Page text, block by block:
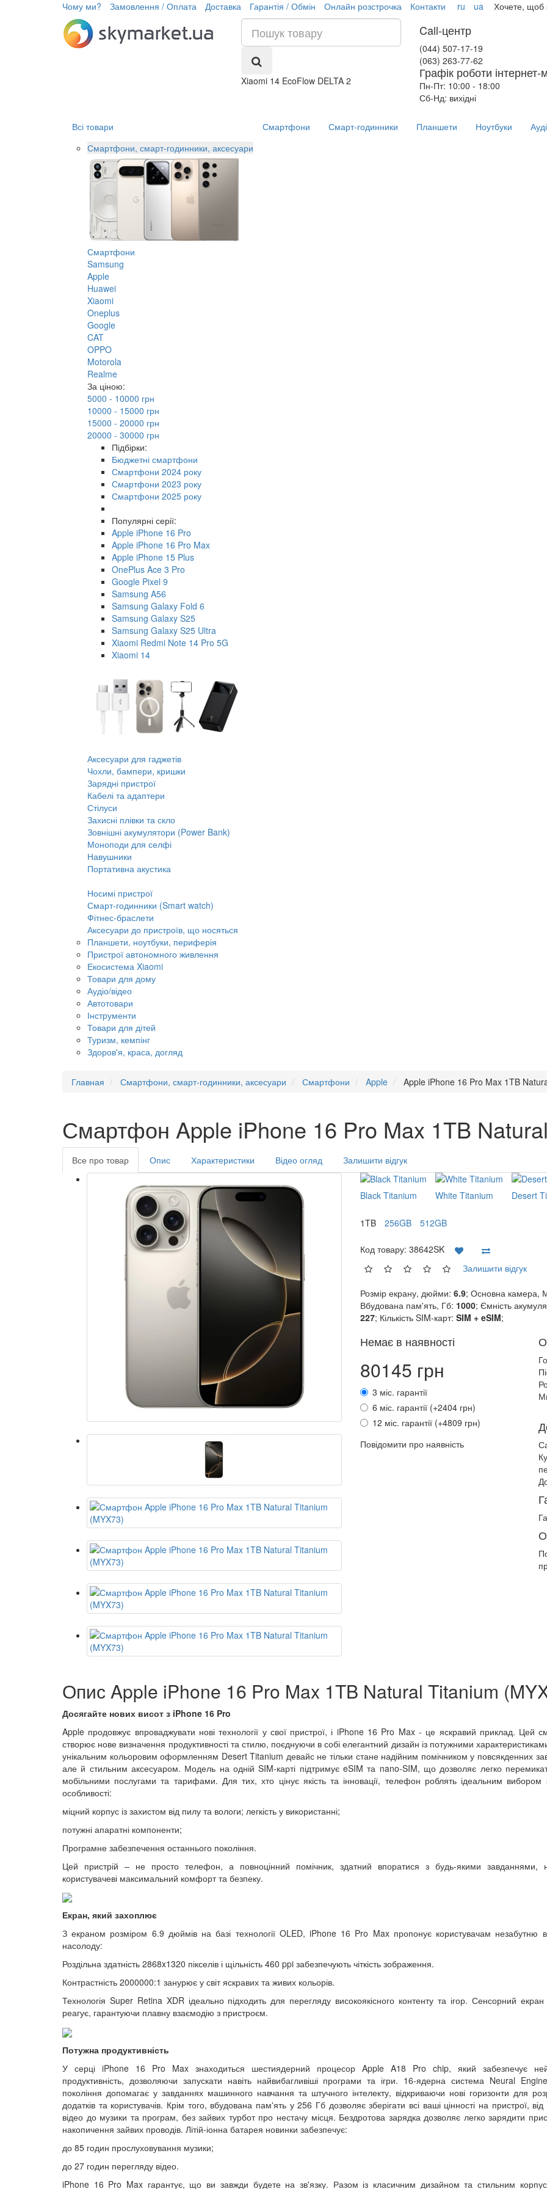
Чому ми? Замовлення / Оплата Доставка Гарантія / Обмін Онлайн розстрочка Контакти ru ua Хочете, щоб
Xiaomi 14 EcoFlow DELTA 2
Call-центр
(044) 507-17-19
(063) 263-77-62
Графік роботи інтернет-
Пн-Пт: 10:00 - 18:00
Сб-Нд: вихідні
Всі товари
Смартфони, смарт-годинники, аксесуари
Смартфони
Samsung
Apple
Huawei
Xiaomi
Oneplus
Google
CAT
OPPO
Motorola
Realme
За ціною:
5000 - 10000 грн
10000 - 15000 грн
15000 - 20000 грн
20000 - 30000 грн
Підбірки:
Бюджетні смартфони
Смартфони 2024 року
Смартфони 2023 року
Смартфони 2025 року
Популярні серії:
Apple iPhone 16 Pro
Apple iPhone 16 Pro Max
Apple iPhone 15 Plus
OnePlus Ace 3 Pro
Google Pixel 9
Samsung A56
Samsung Galaxy Fold 6
Samsung Galaxy S25
Samsung Galaxy S25 Ultra
Xiaomi Redmi Note 14 Pro 5G
Xiaomi 14
Аксесуари для гаджетів
Чохли, бампери, кришки
Зарядні пристрої
Кабелі та адаптери
Стілуси
Захисні плівки та скло
Зовнішні акумулятори (Power Bank)
Моноподи для селфі
Навушники
Портативна акустика
Носимі пристрої
Смарт-годинники (Smart watch)
Фітнес-браслети
Аксесуари до пристроїв, що носяться
Планшети, ноутбуки, периферія
Пристрої автономного живлення
Екосистема Xiaomi
Товари для дому
Аудіо/відео
Автотовари
Інструменти
Товари для дітей
Туризм, кемпінг
Здоров'я, краса, догляд
Смартфони Смарт-годинники Планшети Ноутбуки
Главная Смартфони, смарт-годинники, аксесуари Смартфони Apple Apple iPhone 16 Pro Max 1TB
Смартфон Apple iPhone 16 Pro Max 1TB
Все про товар Опис Характеристики Відео огляд Залишити відгук
Black Titanium White Titanium Desert
1TB 256GB 512GB
Код товару: 38642SK
Залишити відгук
Розмір екрану, дюйми: 6.9; Основна камера,
Вбудована пам'ять, Гб: 1000; Ємність
227; Кількість SIM-карт: SIM + eSIM;
Немає в наявності
80145 грн
3 міс. гарантії
6 міс. гарантії (+2404 грн)
12 міс. гарантії (+4809 грн)
Повідомити про наявність
Опис Apple iPhone 16 Pro Max 1TB Natural Titanium
Досягайте нових висот з iPhone 16 Pro
Apple продовжує впроваджувати нові технології у свої пристрої, і iPhone 16 Pro Max - це яскравий приклад. Цей
створює нове визначення продуктивності та стилю, поєднуючи в собі елегантний дизайн із потужними
унікальним кольоровим оформленням Desert Titanium девайс не тільки стане надійним помічником у повсякденних
але й стильним аксесуаром. Модель на одній SIM-карті підтримує eSIM та nano-SIM, що дозволяє легко
мобільними послугами та тарифами. Для тих, хто цінує якість та інновації, телефон роблять ідеальним вибором
особливості:
міцний корпус із захистом від пилу та вологи; легкість у використанні;
потужні апаратні компоненти;
Програмне забезпечення останнього покоління.
Цей пристрій – не просто телефон, а повноцінний помічник, здатний впоратися з будь-якими завданнями,
користувачеві максимальний комфорт та безпеку.
Екран, який захоплює
З екраном розміром 6.9 дюймів на базі технології OLED, iPhone 16 Pro Max пропонує користувачам незабутню
насолоду:
Роздільна здатність 2868x1320 пікселів і щільність 460 ppi забезпечують чіткість зображення.
Контрастність 2000000:1 занурює у світ яскравих та живих кольорів.
Технологія Super Retina XDR ідеально підходить для перегляду високоякісного контенту та ігор. Сенсорний екран
реагує, гарантуючи плавну взаємодію з пристроєм.
Потужна продуктивність
У серці iPhone 16 Pro Max знаходиться шестиядерний процесор Apple A18 Pro chip, який забезпечує
продуктивність, дозволяючи запускати навіть найвибагливіші програми та ігри. 16-ядерна система Neural
покоління допомагає у завданнях машинного навчання та штучного інтелекту, відкриваючи нові горизонти для
додатків та користувачів. Крім того, вбудована пам'ять у 256 Гб дозволяє зберігати всі ваші цінності на пристрої,
відео до музики та програм, без зайвих турбот про нестачу місця. Бездротова зарядка дозволяє легко зарядити
накопичення зайвих проводів. Літій-іонна батарея новинки забезпечує:
до 85 годин прослуховування музики;
до 27 годин перегляду відео.
iPhone 16 Pro Max гарантує, що ви завжди будете на зв'язку. Разом із класичним дизайном та стильним